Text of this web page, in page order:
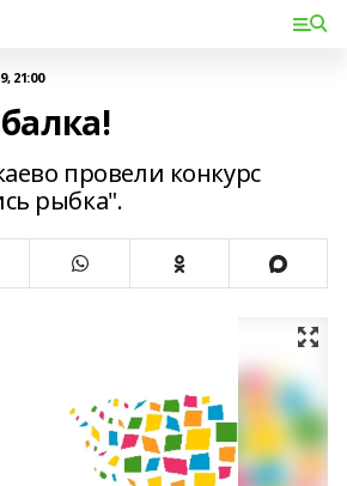
21:00
провели конкурс
рыбка".